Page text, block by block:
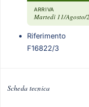
ARRIVA
Martedì 11/Agosto/
Riferimento
F16822/3
Scheda tecnica